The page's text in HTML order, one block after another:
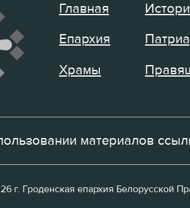
Главная
Епархия
Храмы
материалов
г. Гроденская епархия Белорусской